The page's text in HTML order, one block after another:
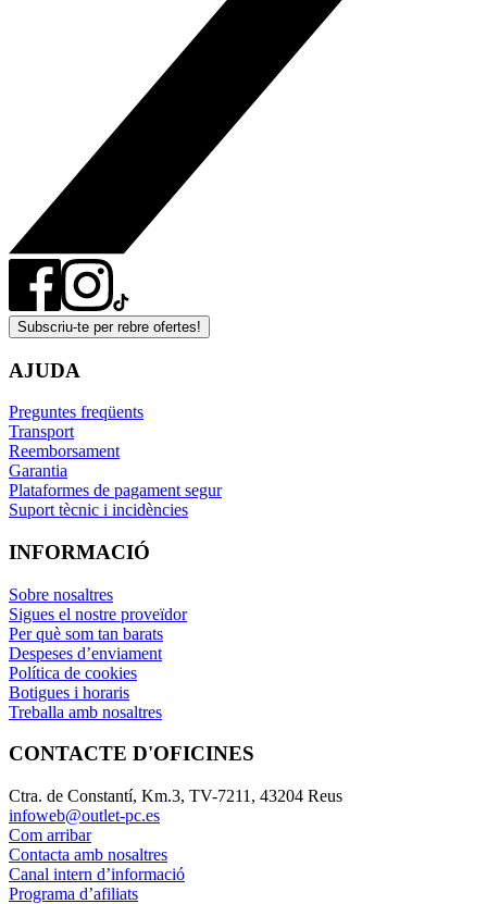
Subscriu-te per rebre ofertes!
AJUDA
Preguntes freqüents
Transport
Reemborsament
Garantia
Plataformes de pagament segur
Suport tècnic i incidències
INFORMACIÓ
Sobre nosaltres
Sigues el nostre proveïdor
Per què som tan barats
Despeses d’enviament
Política de cookies
Botigues i horaris
Treballa amb nosaltres
CONTACTE D'OFICINES
Ctra. de Constantí, Km.3, TV-7211, 43204 Reus
infoweb@outlet-pc.es
Com arribar
Contacta amb nosaltres
Canal intern d’informació
Programa d’afiliats